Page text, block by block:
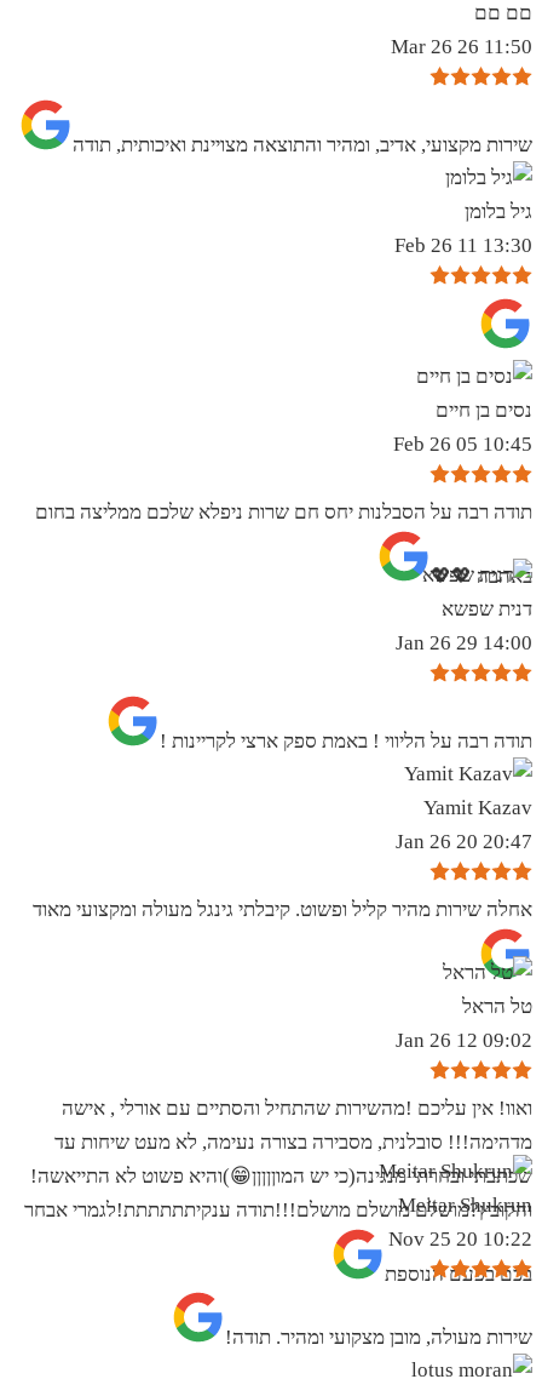
םם םם
11:50 26 Mar 26
שירות מקצועי, אדיב, ומהיר והתוצאה מצויינת ואיכותית, תודה
גיל בלומן
13:30 11 Feb 26
נסים בן חיים
10:45 05 Feb 26
תודה רבה על הסבלנות יחס חם שרות ניפלא שלכם ממליצה בחום
באהבה 💖💖
דנית שפשא
14:00 29 Jan 26
תודה רבה על הליווי ! באמת ספק ארצי לקריינות !
Yamit Kazav
20:47 20 Jan 26
אחלה שירות מהיר קליל ופשוט. קיבלתי גינגל מעולה ומקצועי מאוד
טל הראל
09:02 12 Jan 26
ואוו! אין עליכם !מהשירות שהתחיל והסתיים עם אורלי , אישה
מדהימה!!! סובלנית, מסבירה בצורה נעימה, לא מעט שיחות עד
שכתבתי ובחרתי מנגינה(כי יש המוןןןןן😁)והיא פשוט לא התייאשה!
והקובץ?מושלם מושלם מושלם!!!תודה ענקיתתתתתת!לגמרי אבחר
בכם בפעם הנוספת
Meitar Shukrun
10:22 20 Nov 25
שירות מעולה, מובן מצקועי ומהיר. תודה!